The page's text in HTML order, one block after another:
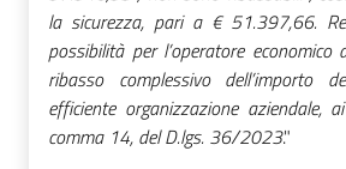
la sicurezza, pari a € 51.397,66.
possibilità per l’operatore
ribasso complessivo dell’importo
efficiente organizzazione aziendale,
comma 14, del D.lgs. 36/2023."